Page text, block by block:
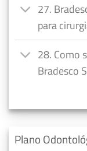
27.
para
28. Como
Bradesco
Plano